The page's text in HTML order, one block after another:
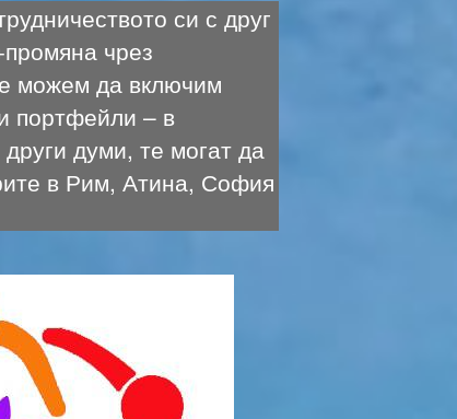
си с друг
чрез
можем да включим
портфейли – в
думи, те могат да
в Рим, Атина, София